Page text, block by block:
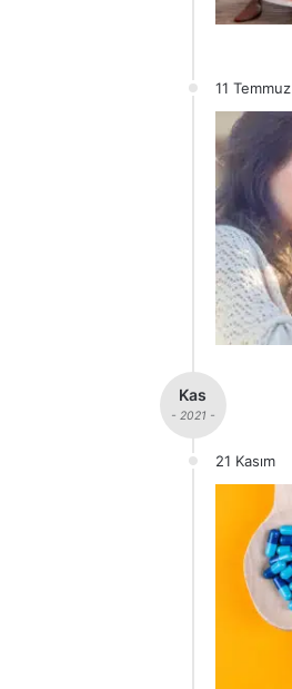
11 Temmuz
Kas
- 2021 -
21 Kasım